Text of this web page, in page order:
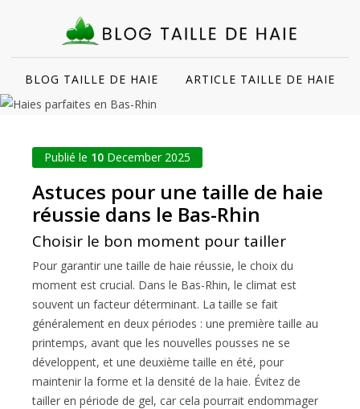
BLOG TAILLE DE HAIE ARTICLE TAILLE DE HAIE
Publié le 10 December 2025
Astuces pour une taille de haie
réussie dans le Bas-Rhin
Choisir le bon moment pour tailler
Pour garantir une taille de haie réussie, le choix du
moment est crucial. Dans le Bas-Rhin, le climat est
souvent un facteur déterminant. La taille se fait
généralement en deux périodes : une première taille au
printemps, avant que les nouvelles pousses ne se
développent, et une deuxième taille en été, pour
maintenir la forme et la densité de la haie. Évitez de
tailler en période de gel, car cela pourrait endommager